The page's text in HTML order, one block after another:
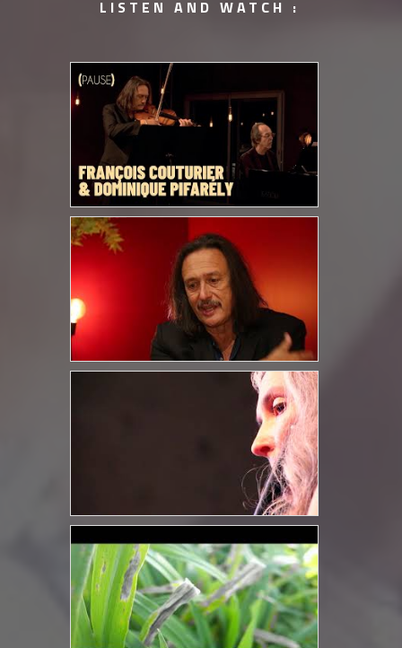
LISTEN AND WATCH :